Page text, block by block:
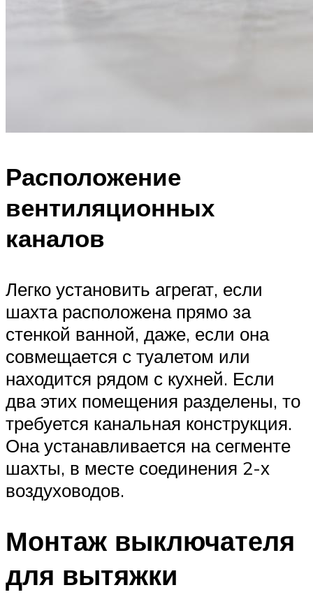
Расположение
вентиляционных
каналов
Легко установить агрегат, если
шахта расположена прямо за
стенкой ванной, даже, если она
совмещается с туалетом или
находится рядом с кухней. Если
два этих помещения разделены, то
требуется канальная конструкция.
Она устанавливается на сегменте
шахты, в месте соединения 2-х
воздуховодов.
Монтаж выключателя
для вытяжки